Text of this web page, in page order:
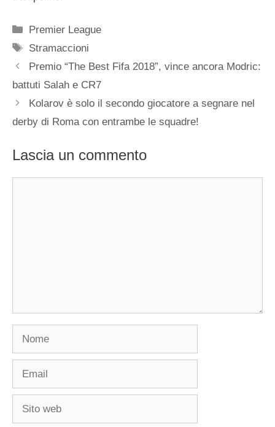
Categorie
Premier League
Tag
Stramaccioni
Premio “The Best Fifa 2018”, vince ancora Modric:
battuti Salah e CR7
Kolarov è solo il secondo giocatore a segnare nel
derby di Roma con entrambe le squadre!
Lascia un commento
Nome
Email
Sito